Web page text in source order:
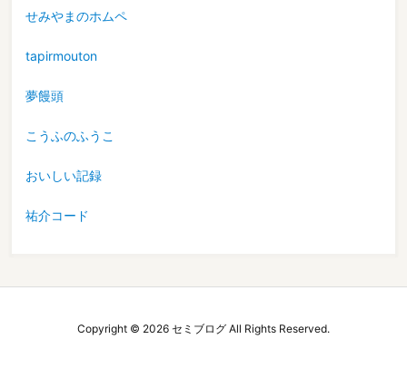
せみやまのホムペ
tapirmouton
夢饅頭
こうふのふうこ
おいしい記録
祐介コード
Copyright © 2026 セミブログ All Rights Reserved.